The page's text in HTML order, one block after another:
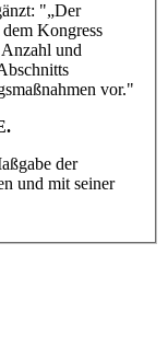
"„Der
Kongress
und
vor."
der
und mit seiner